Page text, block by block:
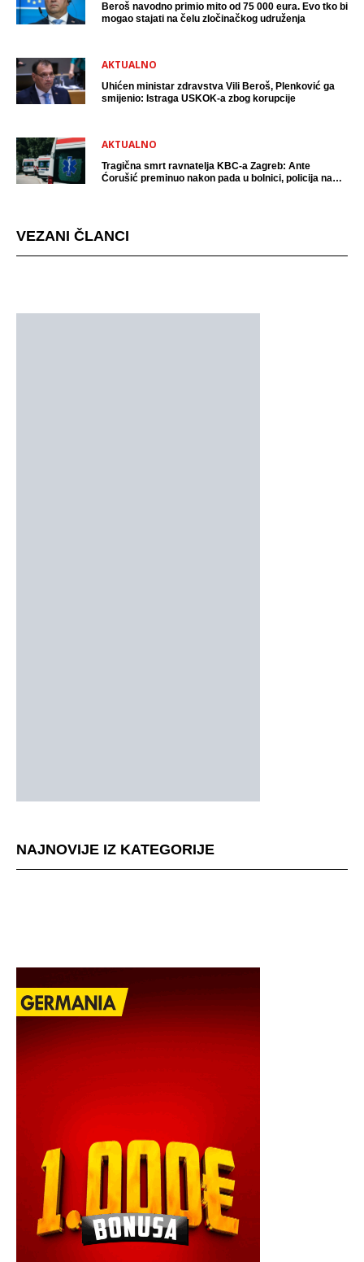
Beroš navodno primio mito od 75 000 eura. Evo tko bi
mogao stajati na čelu zločinačkog udruženja
AKTUALNO
Uhićen ministar zdravstva Vili Beroš, Plenković ga
smijenio: Istraga USKOK-a zbog korupcije
AKTUALNO
Tragična smrt ravnatelja KBC-a Zagreb: Ante
Ćorušić preminuo nakon pada u bolnici, policija na
VEZANI ČLANCI
NAJNOVIJE IZ KATEGORIJE